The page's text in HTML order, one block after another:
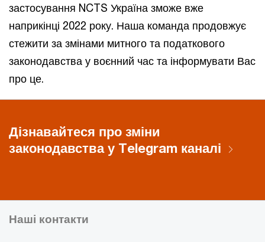
застосування NCTS Україна зможе вже
наприкінці 2022 року. Наша команда продовжує
стежити за змінами митного та податкового
законодавства у воєнний час та інформувати Вас
про це.
Дізнавайтеся про зміни
законодавства у Telegram каналі
Наші контакти